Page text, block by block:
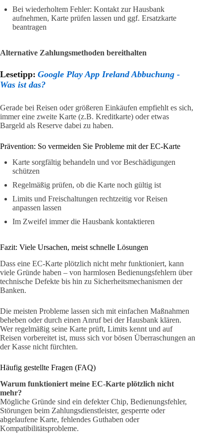
Bei wiederholtem Fehler: Kontakt zur Hausbank
aufnehmen, Karte prüfen lassen und ggf. Ersatzkarte
beantragen
Alternative Zahlungsmethoden bereithalten
Lesetipp: Google Play App Ireland Abbuchung -
Was ist das?
Gerade bei Reisen oder größeren Einkäufen empfiehlt es sich,
immer eine zweite Karte (z.B. Kreditkarte) oder etwas
Bargeld als Reserve dabei zu haben.
Prävention: So vermeiden Sie Probleme mit der EC-Karte
Karte sorgfältig behandeln und vor Beschädigungen
schützen
Regelmäßig prüfen, ob die Karte noch gültig ist
Limits und Freischaltungen rechtzeitig vor Reisen
anpassen lassen
Im Zweifel immer die Hausbank kontaktieren
Fazit: Viele Ursachen, meist schnelle Lösungen
Dass eine EC-Karte plötzlich nicht mehr funktioniert, kann
viele Gründe haben – von harmlosen Bedienungsfehlern über
technische Defekte bis hin zu Sicherheitsmechanismen der
Banken.
Die meisten Probleme lassen sich mit einfachen Maßnahmen
beheben oder durch einen Anruf bei der Hausbank klären.
Wer regelmäßig seine Karte prüft, Limits kennt und auf
Reisen vorbereitet ist, muss sich vor bösen Überraschungen an
der Kasse nicht fürchten.
Häufig gestellte Fragen (FAQ)
Warum funktioniert meine EC-Karte plötzlich nicht
mehr?
Mögliche Gründe sind ein defekter Chip, Bedienungsfehler,
Störungen beim Zahlungsdienstleister, gesperrte oder
abgelaufene Karte, fehlendes Guthaben oder
Kompatibilitätsprobleme.